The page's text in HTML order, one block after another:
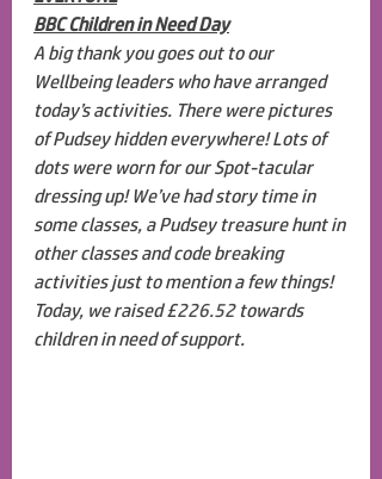
BBC Children in Need Day
A big thank you goes out to our
Wellbeing leaders who have arranged
today’s activities. There were pictures
of Pudsey hidden everywhere! Lots of
dots were worn for our Spot-tacular
dressing up! We’ve had story time in
some classes, a Pudsey treasure hunt in
other classes and code breaking
activities just to mention a few things!
Today, we raised £226.52 towards
children in need of support.